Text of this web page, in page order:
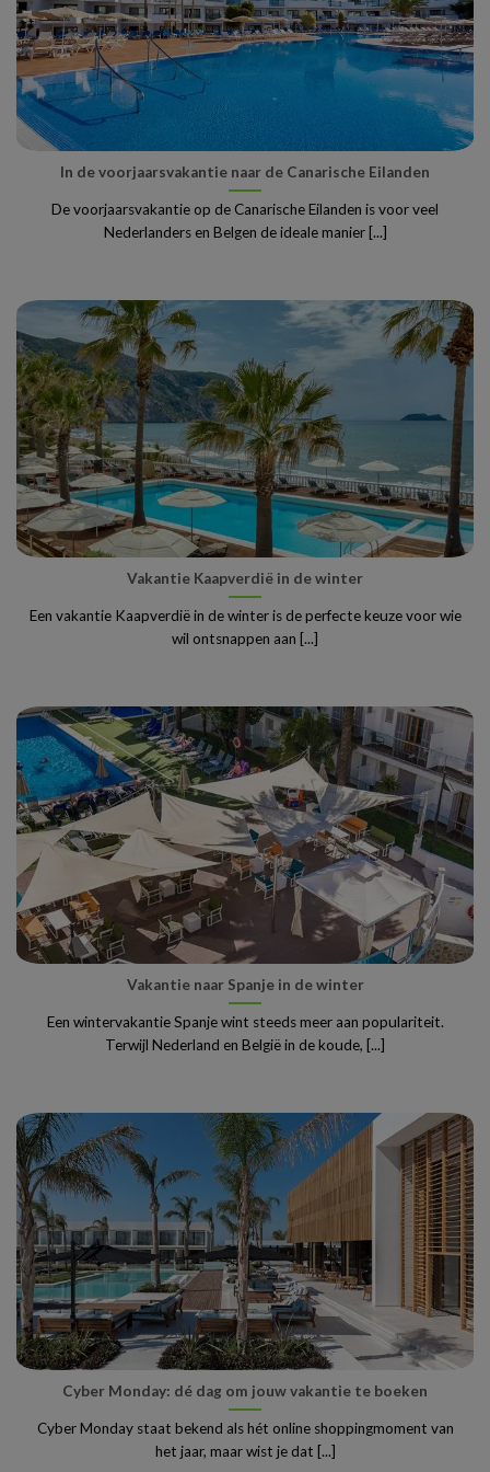
In de voorjaarsvakantie naar de Canarische Eilanden
De voorjaarsvakantie op de Canarische Eilanden is voor veel
Nederlanders en Belgen de ideale manier [...]
Vakantie Kaapverdië in de winter
Een vakantie Kaapverdië in de winter is de perfecte keuze voor wie
wil ontsnappen aan [...]
Vakantie naar Spanje in de winter
Een wintervakantie Spanje wint steeds meer aan populariteit.
Terwijl Nederland en België in de koude, [...]
Cyber Monday: dé dag om jouw vakantie te boeken
Cyber Monday staat bekend als hét online shoppingmoment van
het jaar, maar wist je dat [...]